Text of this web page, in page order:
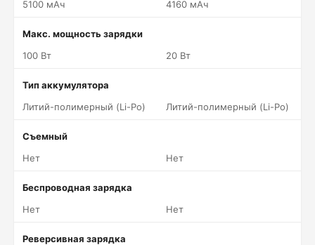
5100 мАч 4160 мАч
Макс. мощность зарядки
100 Вт
20 Вт
Тип аккумулятора
Литий-полимерный (Li-Po)
Литий-полимерный (Li-Po)
Съемный
Нет
Нет
Беспроводная зарядка
Нет
Нет
Реверсивная зарядка